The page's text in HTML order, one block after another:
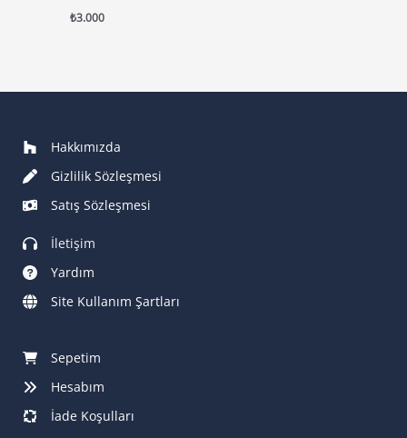
₺3.000
Hakkımızda
Gizlilik Sözleşmesi
Satış Sözleşmesi
İletişim
Yardım
Site Kullanım Şartları
Sepetim
Hesabım
İade Koşulları